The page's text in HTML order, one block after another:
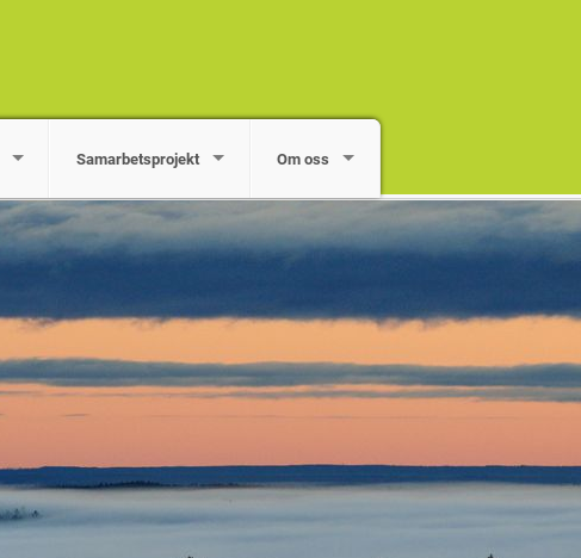
Samarbetsprojekt Om oss